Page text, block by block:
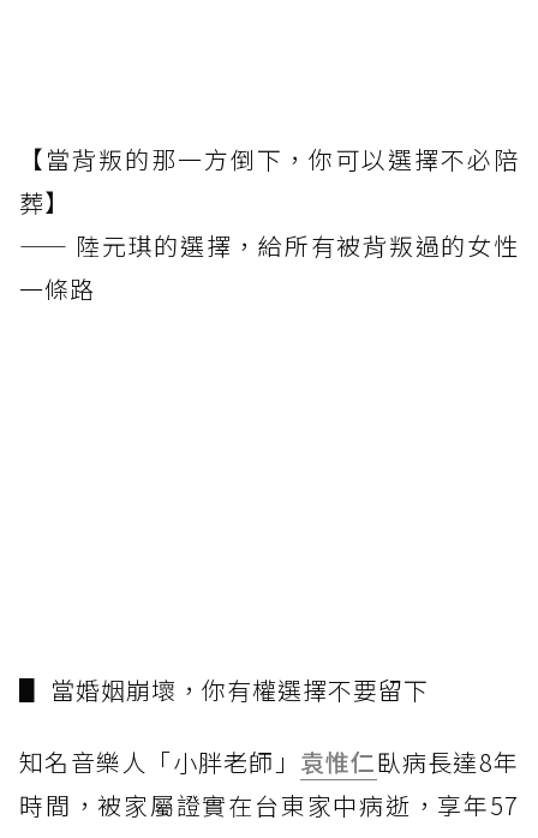
【當背叛的那一方倒下，你可以選擇不必陪
葬】
—— 陸元琪的選擇，給所有被背叛過的女性
一條路
▋ 當婚姻崩壞，你有權選擇不要留下
知名音樂人「小胖老師」 袁惟仁臥病長達8年
時間，被家屬證實在台東家中病逝，享年57